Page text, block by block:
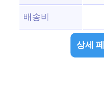
배송비
상세